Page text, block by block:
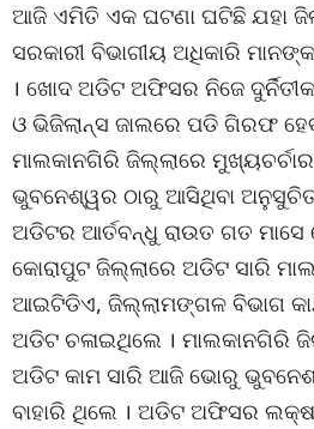
ଆଜି ଏମିତି ଏକ ଘଟଣା ଘଟିଛି ଯହା
ସରକାରୀ ବିଭାଗୀୟ ଅଧିକାରି
। ଖୋଦ ଅଡିଟ ଅଫିସର ନିଜେ
ଓ ଭିଜିଲାନ୍ସ ଜାଲରେ ପଡି ଗିରଫ
ମାଲକାନଗିରି ଜିଲ୍ଲାରେ
ଭୁବନେଶ୍ୱର ଠାରୁ ଆସିଥିବା ଅନୁସୁଚିତ
ଅଡିଟର ଆର୍ତବନ୍ଧୁ ରାଉତ ଗତ
କୋରାପୁଟ ଜିଲ୍ଲାରେ ଅଡିଟ ସାରି
ଆଇଟିଡିଏ, ଜିଲ୍ଲାମଙ୍ଗଳ ବିଭାଗ
ଅଡିଟ ଚଳାଇଥିଲେ । ମାଲକାନଗିରି
ଅଡିଟ କାମ ସାରି ଆଜି ଭୋରୁ
ବାହାରି ଥିଲେ । ଅଡିଟ ଅଫିସର